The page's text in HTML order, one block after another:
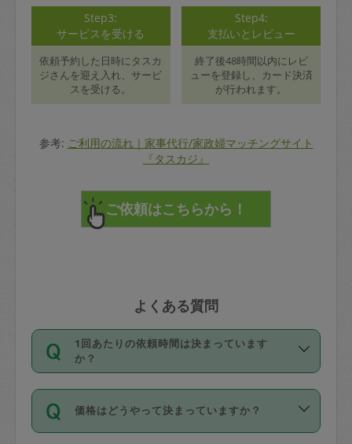
Step3:
サービスを受ける
依頼予約した日時にタスカ
ジさんを迎え入れ、サービ
スを受ける。
Step4:
支払いとレビュー
終了後48時間以内にレビ
ューを登録し、カード決済
が行われます。
参考: ご利用の流れ｜家事代行/家政婦マッチングサイト
『タスカジ』
よくある質問
1回あたりの依頼時間は決まっています
か？
依頼1回につき3時間固定です。3時間を
超えて依頼したい場合は、延長機能をご
利用ください。機能をご利用いただくに
価格はどうやって決まっていますか？